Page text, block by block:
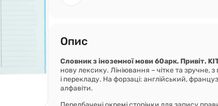
Опис
Словник з іноземної мови 60арк. Привіт.
нову лексику. Лініювання – чітке та зручне,
і перекладу. На форзаці: англійський,
алфавіти.